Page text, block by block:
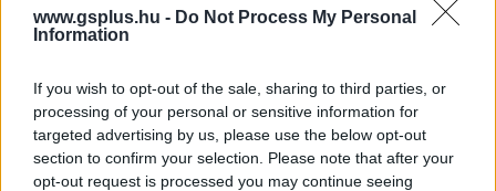
www.gsplus.hu - Do Not Process My Personal
Information
If you wish to opt-out of the sale, sharing to third parties, or
processing of your personal or sensitive information for
targeted advertising by us, please use the below opt-out
section to confirm your selection. Please note that after your
opt-out request is processed you may continue seeing